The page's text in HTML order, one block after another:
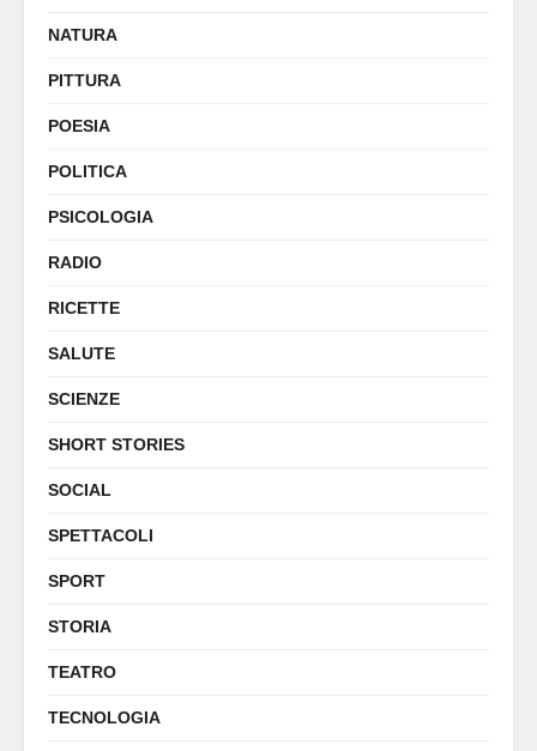
NATURA
PITTURA
POESIA
POLITICA
PSICOLOGIA
RADIO
RICETTE
SALUTE
SCIENZE
SHORT STORIES
SOCIAL
SPETTACOLI
SPORT
STORIA
TEATRO
TECNOLOGIA